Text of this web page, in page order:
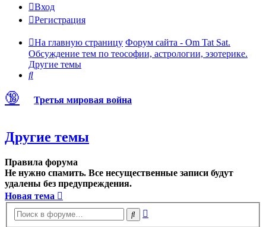
Вход
Регистрация
На главную страницу Форум сайта - Om Tat Sat.
Обсуждение тем по теософии, астрологии, эзотерике.
Другие темы
Поиск
🔞 Третья мировая война
Другие темы
Правила форума
Не нужно спамить. Все несущественные записи будут
удалены без предупреждения.
Новая тема
Поиск